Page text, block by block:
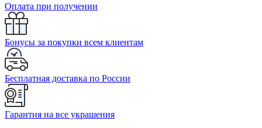
Оплата при получении
Бонусы за покупки всем клиентам
Бесплатная доставка по России
Гарантия на все украшения